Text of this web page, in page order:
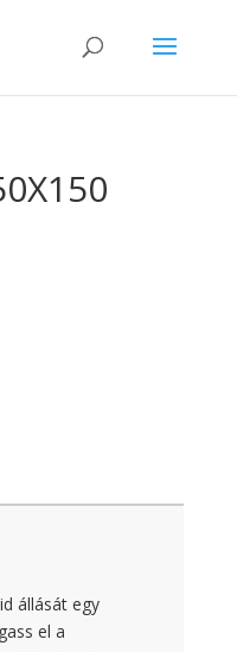
állását egy
el a